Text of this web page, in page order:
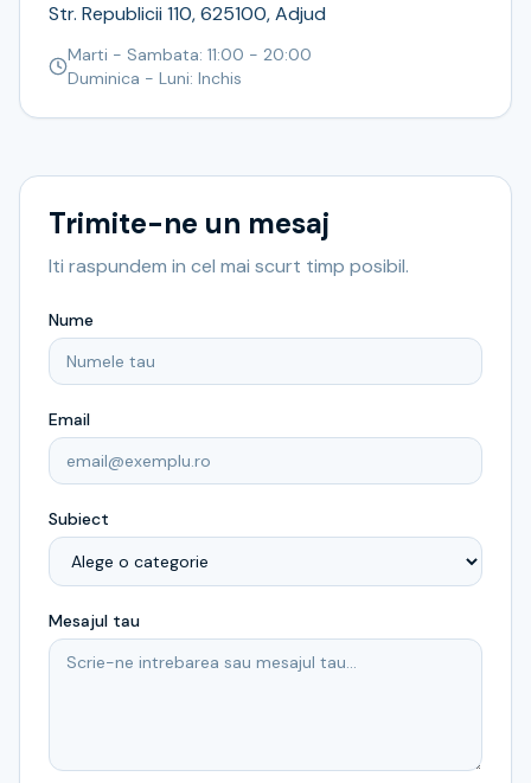
Str. Republicii 110, 625100, Adjud
Marti - Sambata: 11:00 - 20:00
Duminica - Luni: Inchis
Trimite-ne un mesaj
Iti raspundem in cel mai scurt timp posibil.
Nume
Email
Subiect
Mesajul tau